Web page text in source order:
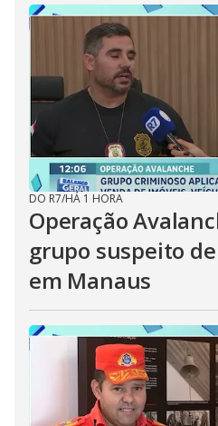
DO R7/HÁ 1 HORA
Operação
grupo suspeito
em Manaus